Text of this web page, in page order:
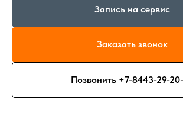
Запись на сервис
Заказать звонок
Позвонить +7-8443-29-